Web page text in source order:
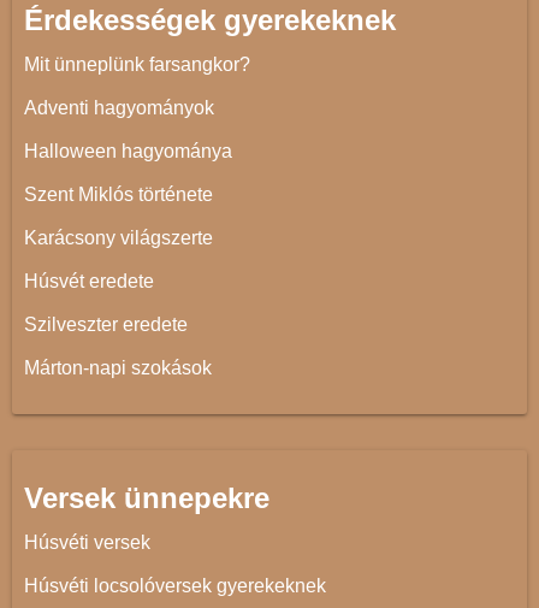
Érdekességek gyerekeknek
Mit ünneplünk farsangkor?
Adventi hagyományok
Halloween hagyománya
Szent Miklós története
Karácsony világszerte
Húsvét eredete
Szilveszter eredete
Márton-napi szokások
Versek ünnepekre
Húsvéti versek
Húsvéti locsolóversek gyerekeknek